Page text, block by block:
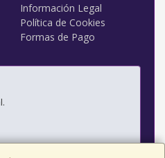
Información Legal
Política de Cookies
Formas de Pago